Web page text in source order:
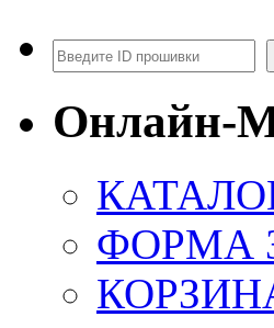
Поиск
Онлайн-
ФОРМА